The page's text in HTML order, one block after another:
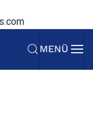
MENÜ